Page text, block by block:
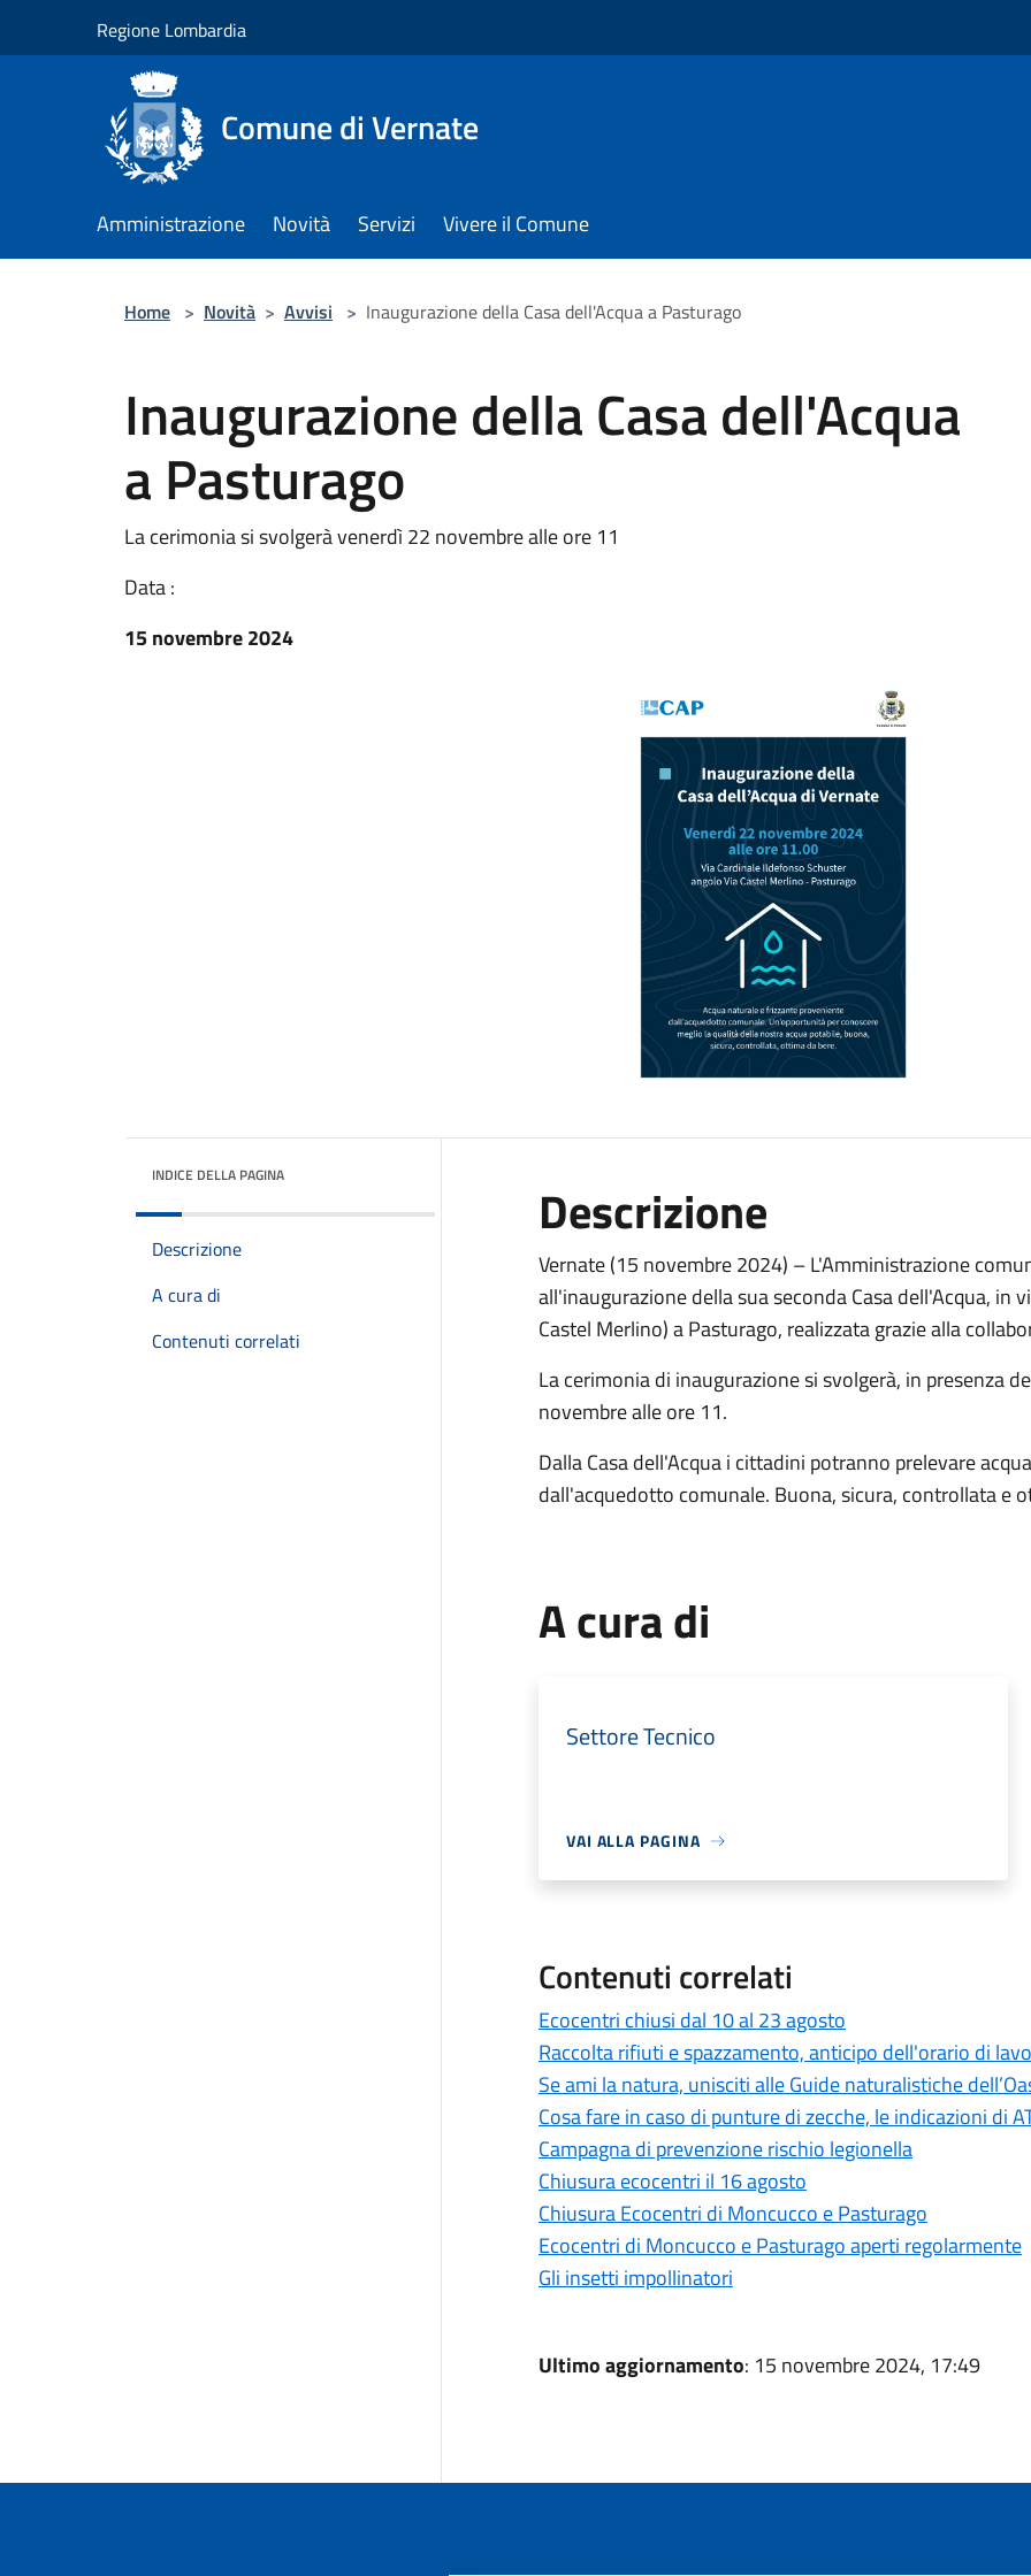
Regione Lombardia
Comune di Vernate
Amministrazione Novità Servizi Vivere il Comune
Home > Novità > Avvisi > Inaugurazione della Casa dell'Acqua a Pasturago
Inaugurazione della Casa dell'Acqua
a Pasturago
La cerimonia si svolgerà venerdì 22 novembre alle ore 11
Data :
15 novembre 2024
INDICE DELLA PAGINA
Descrizione
A cura di
Contenuti correlati
Descrizione
Vernate (15 novembre 2024) – L'Amministrazione
all'inaugurazione della sua seconda Casa dell'Acqua, in
Castel Merlino) a Pasturago, realizzata grazie alla
La cerimonia di inaugurazione si svolgerà, in presenza
novembre alle ore 11.
Dalla Casa dell'Acqua i cittadini potranno prelevare
dall'acquedotto comunale. Buona, sicura, controllata e
A cura di
Settore Tecnico
VAI ALLA PAGINA
Contenuti correlati
Ecocentri chiusi dal 10 al 23 agosto
Raccolta rifiuti e spazzamento, anticipo dell'orario di
Se ami la natura, unisciti alle Guide naturalistiche
Cosa fare in caso di punture di zecche, le indicazioni di
Campagna di prevenzione rischio legionella
Chiusura ecocentri il 16 agosto
Chiusura Ecocentri di Moncucco e Pasturago
Ecocentri di Moncucco e Pasturago aperti regolarmente
Gli insetti impollinatori
Ultimo aggiornamento: 15 novembre 2024, 17:49